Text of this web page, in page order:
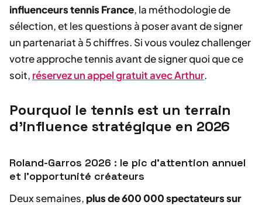
influenceurs tennis France, la méthodologie de
sélection, et les questions à poser avant de signer
un partenariat à 5 chiffres. Si vous voulez challenger
votre approche tennis avant de signer quoi que ce
soit, réservez un appel gratuit avec Arthur.
Pourquoi le tennis est un terrain
d'influence stratégique en 2026
Roland-Garros 2026 : le pic d'attention annuel
et l'opportunité créateurs
Deux semaines, plus de 600 000 spectateurs sur